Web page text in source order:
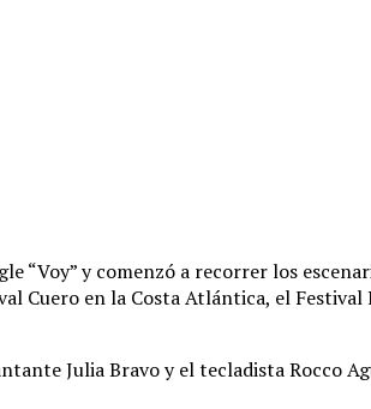
“Voy” y comenzó a recorrer los
Cuero en la Costa Atlántica, el
Julia Bravo y el tecladista Rocco